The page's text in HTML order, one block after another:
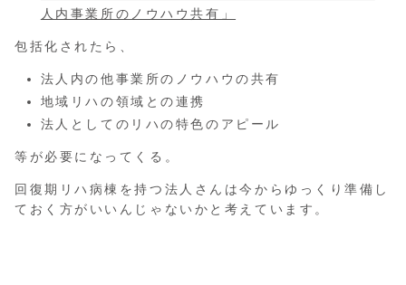
人内事業所のノウハウ共有」
包括化されたら、
法人内の他事業所のノウハウの共有
地域リハの領域との連携
法人としてのリハの特色のアピール
等が必要になってくる。
回復期リハ病棟を持つ法人さんは今からゆっくり準備し
ておく方がいいんじゃないかと考えています。